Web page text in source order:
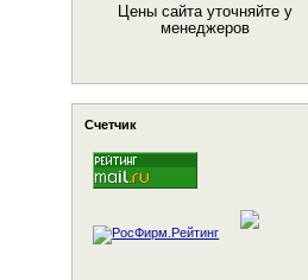
Цены сайта уточняйте у
менеджеров
Счетчик